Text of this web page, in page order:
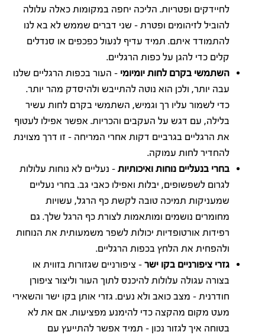
לחיידקים ופטריות. הליכה יחפה במקומות כאלה עלולה
להוביל לזיהומים ופטרת – שני דברים שממש לא בא לנו
להתמודד איתם. תמיד עדיף לנעול כפכפים או סנדלים
קלים כדי להגן על כפות הרגליים.
השתמשי בקרם לחות יומיומי – העור בכפות הרגליים שלנו
עבה יותר, ולכן הוא נוטה להתייבש ולהיסדק מהר יותר.
כדי לשמור עליו רך וגמיש, השתמשי בקרם לחות עשיר
בלילה, עם דגש על העקבים והכריות. אפשר אפילו לעטוף
את הרגליים בגרביים דקות אחרי המריחה – זו דרך מצוינת
להחדיר לחות עמוקה.
בחרי בנעליים נוחות ואיכותיות – נעליים לא נוחות עלולות
לגרום לשפשופים, יבלות ואפילו כאבי גב. בחרי נעליים
שמעניקות תמיכה טובה לקשת כף הרגל, עשויות
מחומרים נושמים ומותאמות לצורת כף הרגל שלך. גם
רפידות אורטופדיות יכולות לשפר משמעותית את הנוחות
ולהפחית את הלחץ בכפות הרגליים.
גזרי ציפורניים בקו ישר – ציפורניים שגזורות בזווית או
בצורה עגולה עלולות להיכנס לתוך העור וליצור ציפורן
חודרנית – מצב כואב ולא נעים. גזרי אותן בקו ישר והשאירי
מעט מקום מהקצה כדי להימנע מפציעות. אם את לא
בטוחה איך לגזור נכון – תמיד אפשר להתייעץ עם